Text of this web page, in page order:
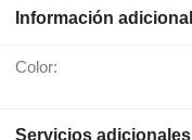
Información adicional
Color:
Servicios adicionales